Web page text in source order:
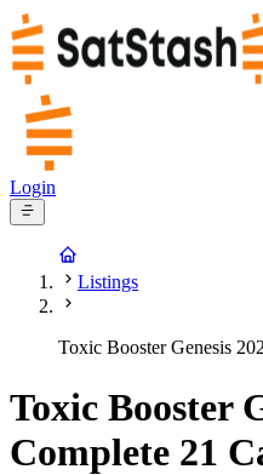
Login
Listings
Toxic Booster Genesis
Toxic Booster
Complete 21